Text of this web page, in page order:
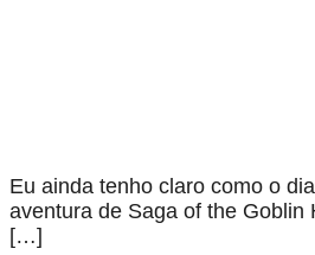
Eu ainda tenho claro como o
aventura de Saga of the
[…]